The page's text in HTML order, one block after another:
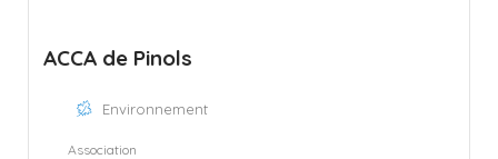
ACCA de Pinols
Environnement
Association